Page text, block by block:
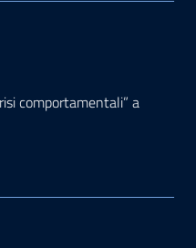
comportamentali” a